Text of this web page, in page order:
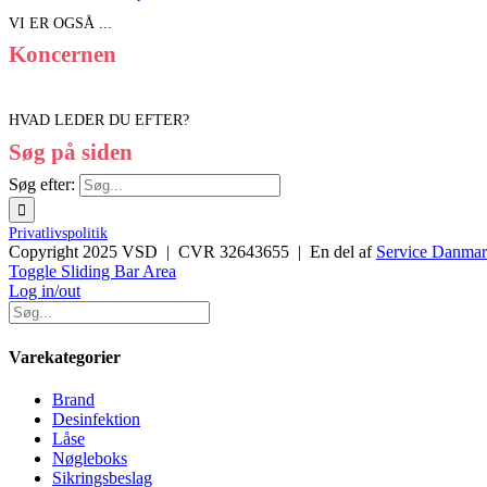
VI ER OGSÅ ...
Koncernen
HVAD LEDER DU EFTER?
Søg på siden
Søg efter:
Privatlivspolitik
Copyright 2025 VSD | CVR 32643655 | En del af Service
Toggle Sliding Bar Area
Log in/out
Varekategorier
Brand
Desinfektion
Låse
Nøgleboks
Sikringsbeslag